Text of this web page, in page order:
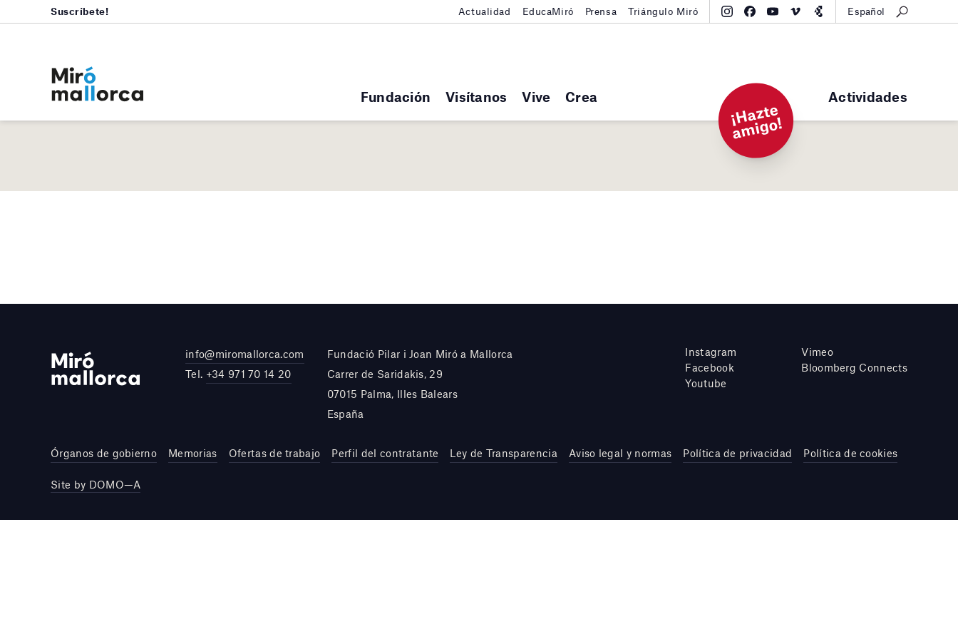
Fundación Visítanos Vive Crea Actividades
Suscríbete! Actualidad EducaMiró Prensa Triángulo Miró Español
¡
H
a
zt
e
a
mi
g
o!
info@miromallorca.com
Tel. +34 971 70 14 20
Fundació Pilar i Joan Miró a Mallorca
Carrer de Saridakis, 29
07015 Palma, Illes Balears
España
Instagram
Facebook
Youtube
Vimeo
Bloomberg Connects
Órganos de gobierno Memorias Ofertas de trabajo Perfil del contratante Ley de Transparencia Aviso legal y normas Política de privacidad Política de cookies
Site by DOMO—A